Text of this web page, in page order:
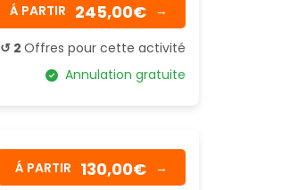
Á PARTIR 245,00€ →
↺ 2 Offres pour cette activité
Annulation gratuite
Á PARTIR 130,00€ →